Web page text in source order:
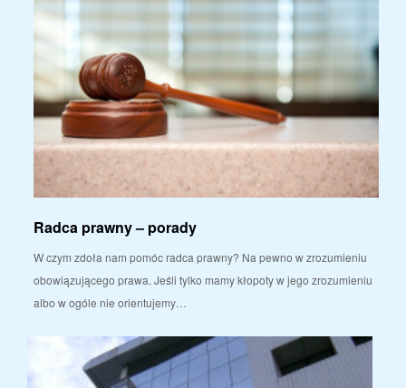
Radca prawny – porady
W czym zdoła nam pomóc radca prawny? Na pewno w zrozumieniu
obowiązującego prawa. Jeśli tylko mamy kłopoty w jego zrozumieniu
albo w ogóle nie orientujemy…